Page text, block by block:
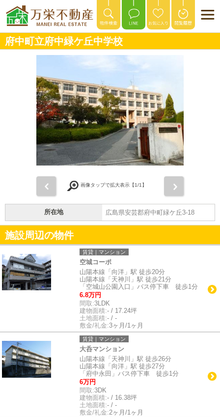
府中町立府中緑ケ丘中学校
画像タップで拡大表示【1/1】
所在地 広島県安芸郡府中町緑ケ丘3-18
施設周辺の物件
賃貸｜マンション
空城コーポ
山陽本線「向洋」駅 徒歩20分
山陽本線「天神川」駅 徒歩21分
「空城山公園入口」バス停下車 徒歩1分
6.8万円
間取:3LDK
建物面積:- / 17.24坪
土地面積:- / -
敷金/礼金:3ヶ月/1ヶ月
賃貸｜マンション
大呑マンション
山陽本線「天神川」駅 徒歩26分
山陽本線「向洋」駅 徒歩27分
「府中永田」バス停下車 徒歩1分
6万円
間取:3DK
建物面積:- / 16.38坪
土地面積:- / -
敷金/礼金:2ヶ月/1ヶ月